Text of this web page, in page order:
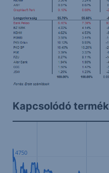
Kapcsolódó termék
4750